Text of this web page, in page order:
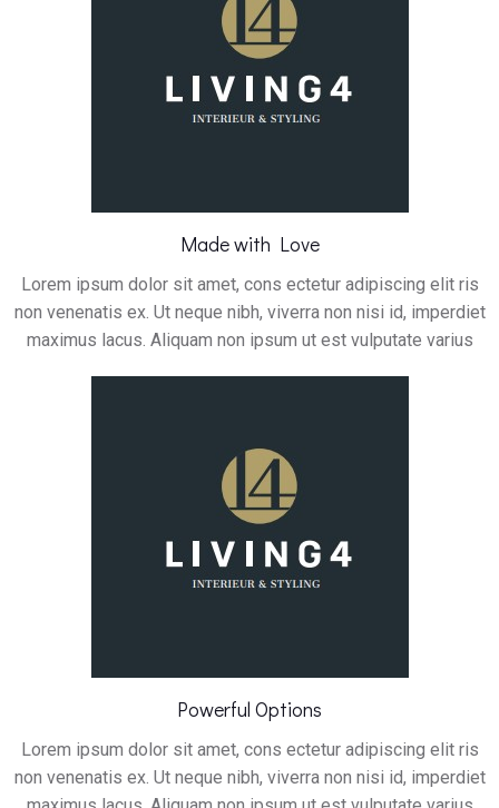
Made with Love
Lorem ipsum dolor sit amet, cons ectetur adipiscing elit ris
non venenatis ex. Ut neque nibh, viverra non nisi id, imperdiet
maximus lacus. Aliquam non ipsum ut est vulputate varius
Powerful Options
Lorem ipsum dolor sit amet, cons ectetur adipiscing elit ris
non venenatis ex. Ut neque nibh, viverra non nisi id, imperdiet